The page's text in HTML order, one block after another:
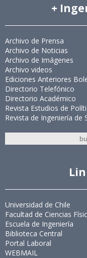
+
Archivo de Prensa
Archivo de Noticias
Archivo de Imágenes
Archivo videos
Ediciones Anteriores
Directorio Telefónico
Directorio Académico
Revista Estudios de
Revista de Ingeniería de
Universidad de Chile
Facultad de Ciencias
Escuela de Ingeniería
Biblioteca Central
Portal Laboral
WEBMAIL